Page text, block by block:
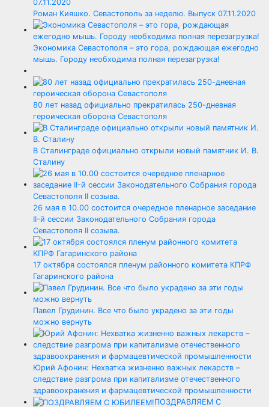
Роман Кияшко. Севастополь за неделю. Выпуск 07.11.2020
Экономика Севастополя – это гора, рождающая ежегодно
мышь. Городу необходима полная перезагрузка!
80 лет назад официально прекратилась 250-дневная
героическая оборона Севастополя
В Сталинграде официально открыли новый памятник И. В.
Сталину
26 мая в 10.00 состоится очередное пленарное заседание
II-й сессии Законодательного Собрания города
Севастополя II созыва.
17 октября состоялся пленум районного комитета КПРФ
Гагаринского района
Павел Грудинин. Все что было украдено за эти годы
можно вернуть
Юрий Афонин: Нехватка жизненно важных лекарств –
следствие разгрома при капитализме отечественного
здравоохранения и фармацевтической промышленности
ПОЗДРАВЛЯЕМ С